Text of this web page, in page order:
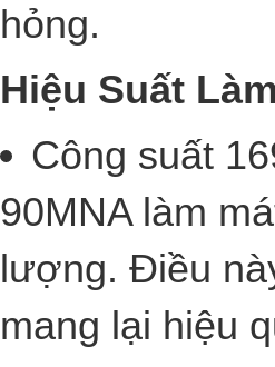
hỏng.
Hiệu Suất
Công suất
90MNA làm
lượng. Điều
mang lại hiệu